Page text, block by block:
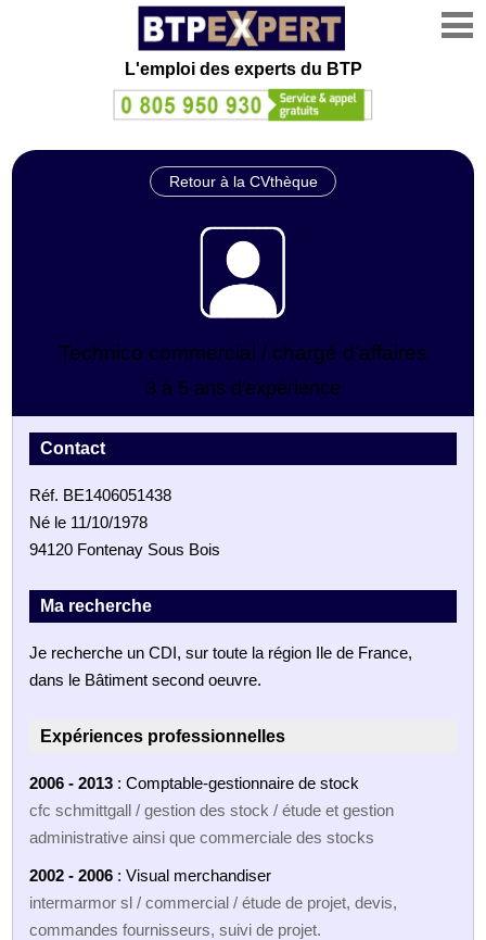
L'emploi des experts du BTP
Retour à la CVthèque
Technico commercial / chargé d'affaires
3 à 5 ans d'expérience
Contact
Réf. BE1406051438
Né le 11/10/1978
94120 Fontenay Sous Bois
Ma recherche
Je recherche un CDI, sur toute la région Ile de France,
dans le Bâtiment second oeuvre.
Expériences professionnelles
2006 - 2013 : Comptable-gestionnaire de stock
cfc schmittgall / gestion des stock / étude et gestion
administrative ainsi que commerciale des stocks
2002 - 2006 : Visual merchandiser
intermarmor sl / commercial / étude de projet, devis,
commandes fournisseurs, suivi de projet.